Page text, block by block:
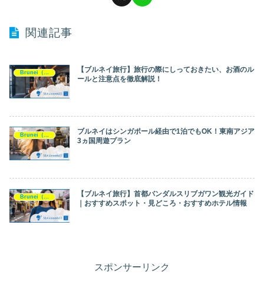
関連記事
【ブルネイ旅行】旅行の際にしっておきたい、お酒のル
ールと注意点を徹底解説！
ブルネイはシンガポール経由で1泊でもOK！東南アジア
3ヵ国周遊プラン
Brunei（ブルネイ）
【ブルネイ旅行】首都バンダルスリブガワン観光ガイド
｜おすすめスポット・見どころ・おすすめホテル情報
スポンサーリンク